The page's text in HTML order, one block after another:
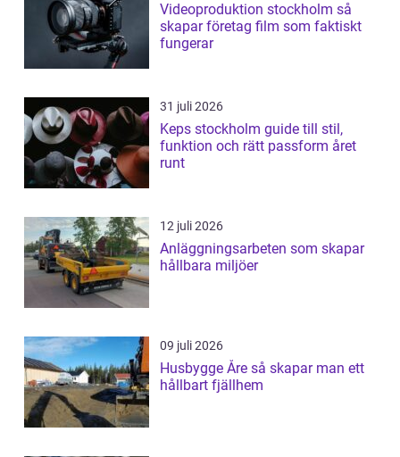
Videoproduktion stockholm så
skapar företag film som faktiskt
fungerar
31 juli 2026
Keps stockholm guide till stil,
funktion och rätt passform året
runt
12 juli 2026
Anläggningsarbeten som skapar
hållbara miljöer
09 juli 2026
Husbygge Åre så skapar man ett
hållbart fjällhem